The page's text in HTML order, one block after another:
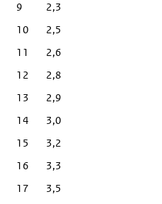
9
2,3
10
2,5
11
2,6
12
2,8
13
2,9
14
3,0
15
3,2
16
3,3
17
3,5